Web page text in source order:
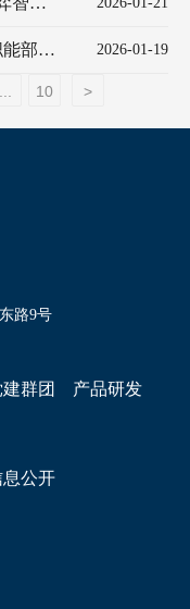
部门
2026-01-19
... 10 >
路9号
建群团 产品研发
息公开